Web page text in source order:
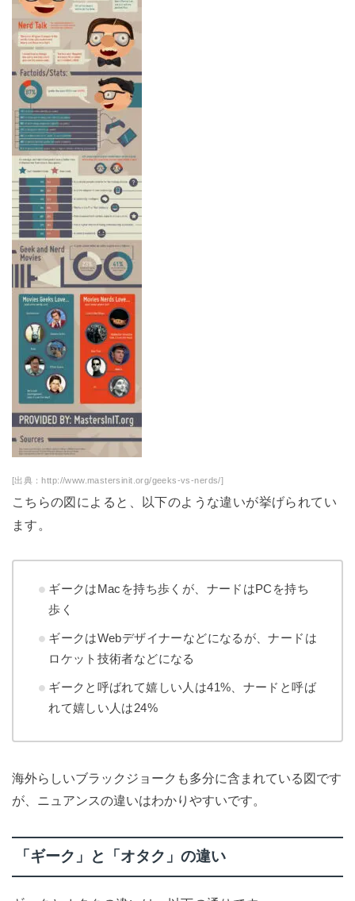
[出典：http://www.mastersinit.org/geeks-vs-nerds/]
こちらの図によると、以下のような違いが挙げられてい
ます。
ギークはMacを持ち歩くが、ナードはPCを持ち
歩く
ギークはWebデザイナーなどになるが、ナードは
ロケット技術者などになる
ギークと呼ばれて嬉しい人は41%、ナードと呼ば
れて嬉しい人は24%
海外らしいブラックジョークも多分に含まれている図です
が、ニュアンスの違いはわかりやすいです。
「ギーク」と「オタク」の違い